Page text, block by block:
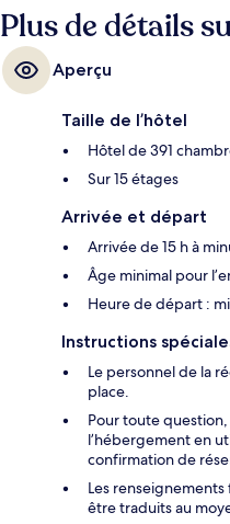
commun : Station de métro
Zona Universitària Tram Stop est
Plus de détails
Aperçu
Taille de l’hôtel
Hôtel de 391
Sur 15 étages
Arrivée et départ
Arrivée de 15 h à
Âge minimal pour
Heure de départ :
Instructions
Le personnel de la
place.
Pour toute
l’hébergement en
confirmation de
Les
être traduits au